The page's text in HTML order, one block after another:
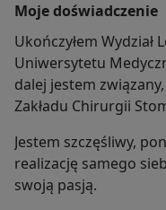
Moje doświadczenie
Ukończyłem
Uniwersytetu
dalej jestem
Zakładu Chirurgii
Jestem szczęśliwy,
realizację samego
swoją pasją.